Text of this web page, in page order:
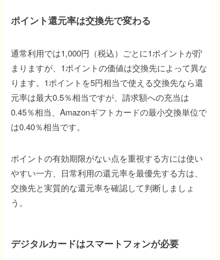
ポイント還元率は交換先で変わる
通常利用では1,000円（税込）ごとに1ポイントが貯
まりますが、1ポイントの価値は交換先によって異な
ります。1ポイントを5円相当で使える交換先なら還
元率は最大0.5％相当ですが、請求額への充当は
0.45％相当、Amazonギフトカードの最小交換単位で
は0.40％相当です。
ポイントの有効期限がない点を重視する方には使い
やすい一方、日常利用の還元率を最優先する方は、
交換先と実質的な還元率を確認して判断しましょ
う。
デジタルカードはスマートフォンが必要